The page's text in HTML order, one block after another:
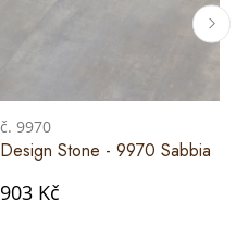
č. 9970
Design Stone - 9970 Sabbia
903 Kč